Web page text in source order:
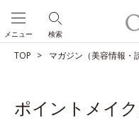
検索
メニュー
TOP マガジン（美容情報・
ポイントメイ